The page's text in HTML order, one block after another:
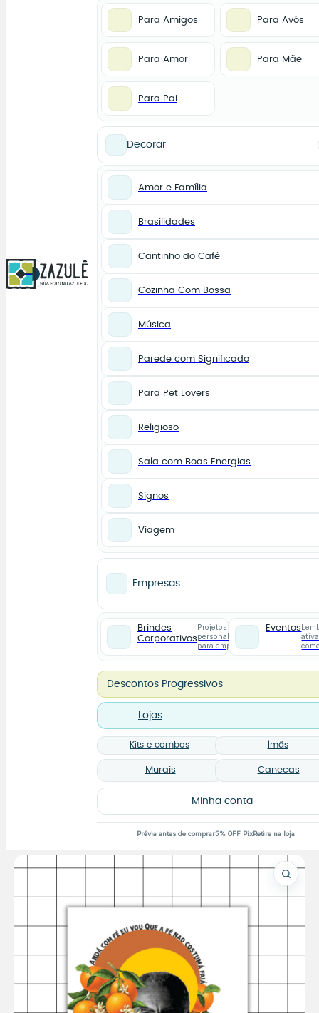
0
Para Amigos Para Avós
Para Amor Para Mãe
Para Pai
Decorar
Amor e Família
Brasilidades
Cantinho do Café
Cozinha Com Bossa
Música
Parede com Significado
Para Pet Lovers
Religioso
Sala com Boas Energias
Signos
Viagem
Empresas
Brindes
Corporativos
Projetos
personalizados
para empresas
Eventos
Descontos Progressivos
Lojas
Kits e combos Ímãs
Murais Canecas
Minha conta
Prévia antes de comprar5% OFF PixRetire na loja